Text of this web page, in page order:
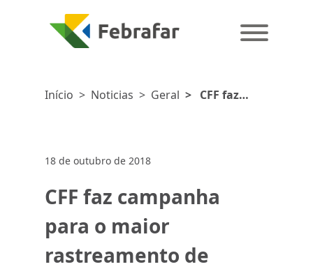
Início > Noticias > Geral > CFF faz
18 de outubro de 2018
CFF faz campanha
para o maior
rastreamento de